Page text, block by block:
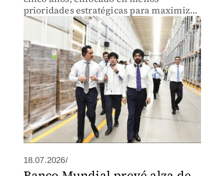
prioridades estratégicas para maximizar
su impacto en el desarrollo económico,
con una mayor participación de la
inversión privada.
18.07.2026/